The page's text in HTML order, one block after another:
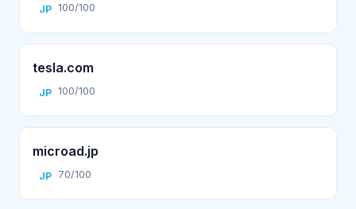
JP 100/100
tesla.com
JP 100/100
microad.jp
JP 70/100